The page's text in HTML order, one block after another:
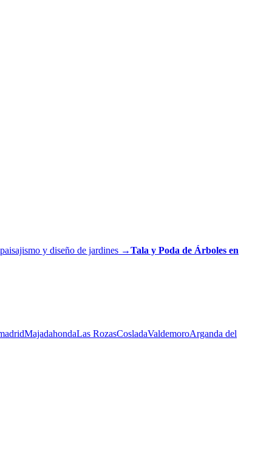
paisajismo y diseño de jardines →Tala y Poda de Árboles en
MajadahondaLas RozasCosladaValdemoroArganda del